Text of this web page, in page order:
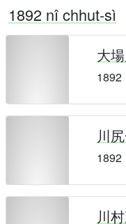
1892 nî chhut-sì
大
1892
川
1892
川